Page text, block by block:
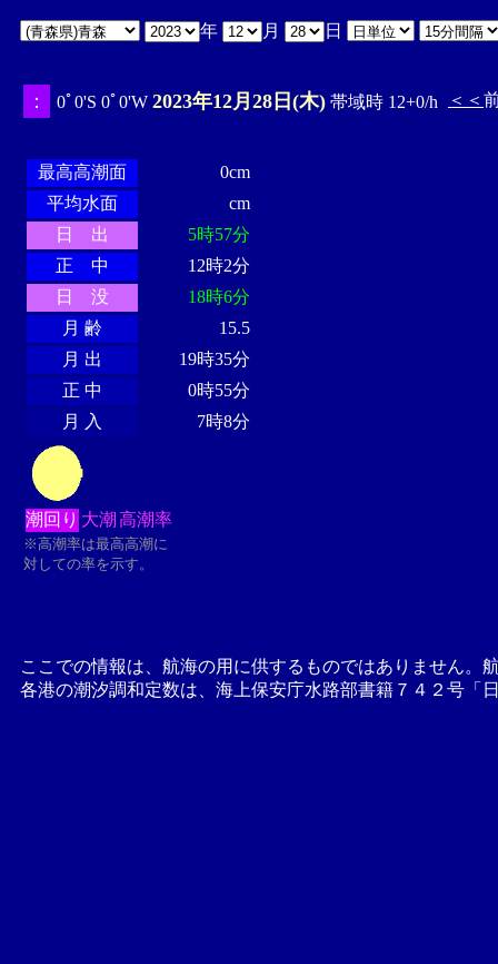
年 月 日
： 0ﾟ0'S 0ﾟ0'W 2023年12月28日(木) 帯域時 12+0/h ＜＜
最高高潮面
0cm
平均水面
cm
日 出
5時57分
正 中
12時2分
日 没
18時6分
月 齢
15.5
月 出
19時35分
正 中
0時55分
月 入
7時8分
潮回り 大潮 高潮率
※高潮率は最高高潮に
対しての率を示す。
ここでの情報は、航海の用に供するものではありません。
各港の潮汐調和定数は、海上保安庁水路部書籍７４２号「